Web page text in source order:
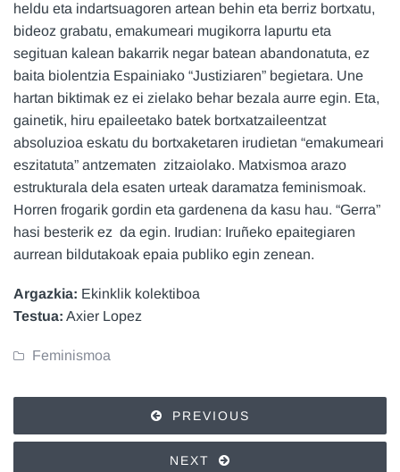
heldu eta indartsuagoren artean behin eta berriz bortxatu,
bideoz grabatu, emakumeari mugikorra lapurtu eta
segituan kalean bakarrik negar batean abandonatuta, ez
baita biolentzia Espainiako “Justiziaren” begietara. Une
hartan biktimak ez ei zielako behar bezala aurre egin. Eta,
gainetik, hiru epaileetako batek bortxatzaileentzat
absoluzioa eskatu du bortxaketaren irudietan “emakumeari
eszitatuta” antzematen zitzaiolako. Matxismoa arazo
estrukturala dela esaten urteak daramatza feminismoak.
Horren frogarik gordin eta gardenena da kasu hau. “Gerra”
hasi besterik ez da egin. Irudian: Iruñeko epaitegiaren
aurrean bildutakoak epaia publiko egin zenean.
Argazkia: Ekinklik kolektiboa
Testua: Axier Lopez
Feminismoa
PREVIOUS
NEXT